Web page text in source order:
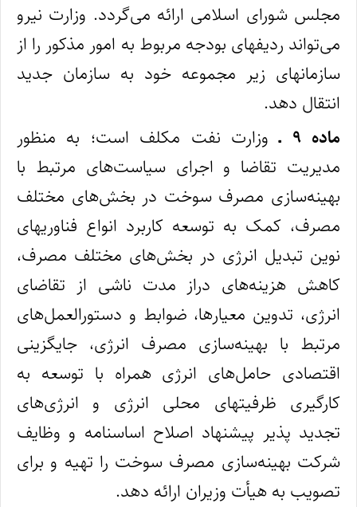
مجلس شورای اسلامی ارائه می‌گردد. وزارت نیرو
می‌تواند ردیفهای بودجه مربوط به امور مذکور را از
سازمانهای زیر مجموعه خود به سازمان جدید
انتقال دهد.
ماده ۹ ـ
وزارت نفت مکلف است؛ به‌ منظور
مدیریت تقاضا و اجرای سیاست‌های مرتبط با
بهینه‌‌سازی مصرف سوخت در بخش‌های مختلف
مصرف، کمک به توسعه کاربرد انواع فناوریهای
نوین تبدیل انرژی در بخش‌های مختلف مصرف،
کاهش هزینه‌های دراز مدت ناشی از تقاضای
انرژی، تدوین معیارها، ضوابط و دستورالعمل‌های
مرتبط با بهینه‌‌سازی مصرف انرژی، جایگزینی
اقتصادی حامل‌های انرژی همراه با توسعه به‌
کارگیری ظرفیتهای محلی انرژی و انرژی‌های
تجدید پذیر پیشنهاد اصلاح اساسنامه و وظایف
شرکت بهینه‌‌سازی مصرف سوخت را تهیه و برای
تصویب به هیأت وزیران ارائه دهد.